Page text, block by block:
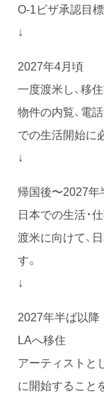
O-1ビザ承認目標
↓
2027年4月頃
一度渡米し、移
物件の内覧、電
での生活開始に
↓
帰国後〜2027年
日本での生活・
渡米に向けて、
す。
↓
2027年半ば以降
LAへ移住
アーティストと
に開始すること